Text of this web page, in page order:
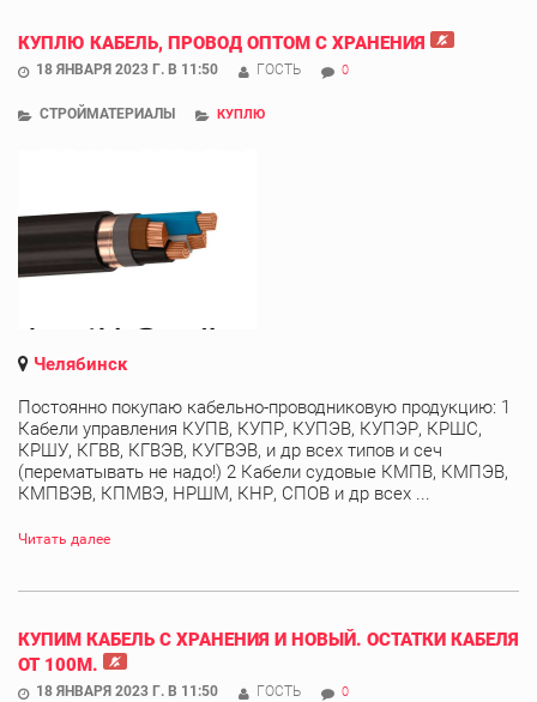
КУПЛЮ КАБЕЛЬ, ПРОВОД ОПТОМ С ХРАНЕНИЯ
18 ЯНВАРЯ 2023 Г. В 11:50 ГОСТЬ 0
СТРОЙМАТЕРИАЛЫ КУПЛЮ
Челябинск
Постоянно покупаю кабельно-проводниковую продукцию: 1
Кабели управления КУПВ, КУПР, КУПЭВ, КУПЭР, КРШС,
КРШУ, КГВВ, КГВЭВ, КУГВЭВ, и др всех типов и сеч
(перематывать не надо!) 2 Кабели судовые КМПВ, КМПЭВ,
КМПВЭВ, КПМВЭ, НРШМ, КНР, СПОВ и др всех ...
Читать далее
КУПИМ КАБЕЛЬ С ХРАНЕНИЯ И НОВЫЙ. ОСТАТКИ КАБЕЛЯ
ОТ 100М.
18 ЯНВАРЯ 2023 Г. В 11:50 ГОСТЬ 0